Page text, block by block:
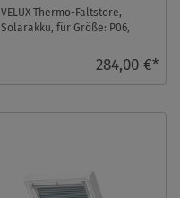
VELUX Thermo-Faltstore,
Solarakku, für Größe: P06,
284,00 €*